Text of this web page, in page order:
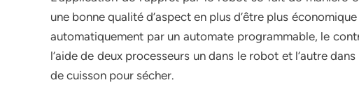
une bonne qualité d’aspect en plus d’être plus
automatiquement par un automate programmable, le
l’aide de deux processeurs un dans le robot et l’autre
de cuisson pour sécher.